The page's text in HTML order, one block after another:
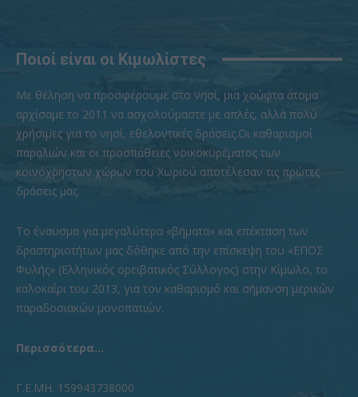
Ποιοί είναι οι Κιμωλίστες
Με θέληση να προσφέρουμε στο νησί, μια χούφτα άτομα
αρχίσαμε το 2011 να ασχολούμαστε με απλές, αλλά πολύ
χρήσιμες για το νησί, εθελοντικές δράσεις.Οι καθαρισμοί
παραλιών και οι προσπάθειες νοικοκυρέματος των
κοινόχρηστων χώρων του Χωριού αποτέλεσαν τις πρώτες
δράσεις μας.
To έναυσμα για μεγαλύτερα «βήματα» και επέκταση των
δραστηριοτήτων μας δόθηκε από την επίσκεψη του «ΕΠΟΣ
Φυλής» (Ελληνικός ορειβατικός Σύλλογος) στην Κίμωλο, το
καλοκαίρι του 2013, για τον καθαρισμό και σήμανση μερικών
παραδοσιακών μονοπατιών.
Περισσότερα...
Γ.Ε.ΜΗ. 159943738000